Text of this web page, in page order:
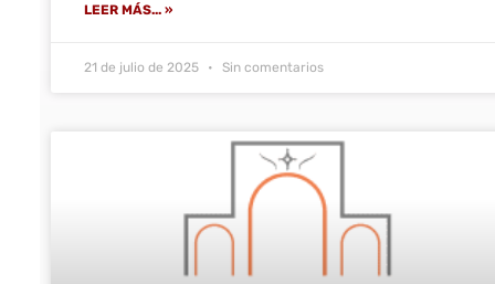
LEER MÁS... »
21 de julio de 2025 Sin comentarios